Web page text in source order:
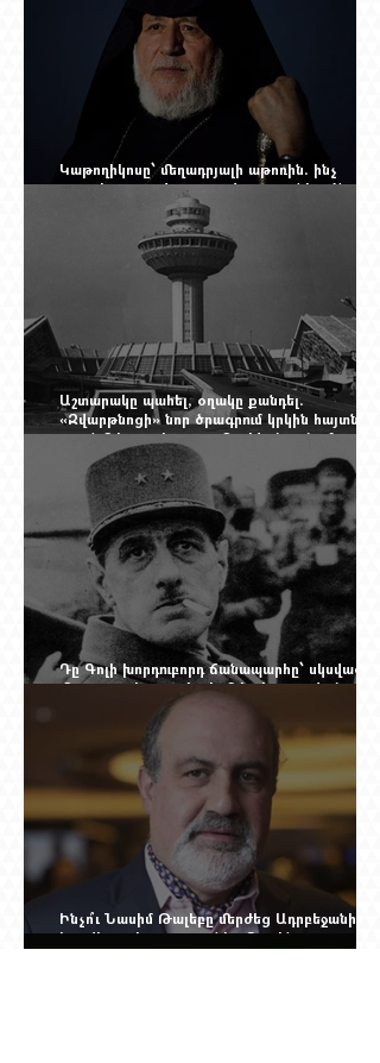
Կաթողիկոսը՝ մեղադրյալի աթոռին. ինչ
սպասել այսօրվա դատավարությունից: Yerevan
Online Mag.-ի մեծ ռեպորտաժը
Աշտարակը պահել, օղակը քանդել.
«Զվարթնոցի» նոր ծրագրում կրկին հայտնվել
տասնմեկ տարի առաջ մերժված լուծումը:
Yerevan Online Mag.-ի մեծ ռեպորտաժը
Դը Գոլի խորդուբորդ ճանապարհը՝ սկսված
մեղադրյալի աթոռից և մեկ սխալ գրված
Ինչո՞ւ Նասիմ Թալեբը մերժեց Ադրբեջանի
հրավերքը և պաշտպանեց Ռուբեն